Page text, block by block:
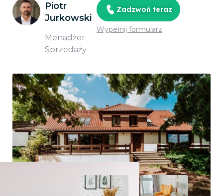
Piotr
Jurkowski
Menadżer
Sprzedaży
Zadzwoń teraz
Wypełnij formularz